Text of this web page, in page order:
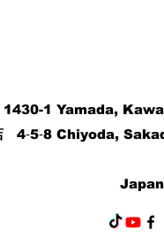
1 Yamada,
4‐5‐8 Chiyoda,
Japan